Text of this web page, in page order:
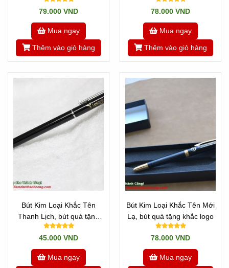
79.000 VND
Mua ngay
Thêm vào giỏ hàng
78.000 VND
Mua ngay
Thêm vào giỏ hàng
Bút Kim Loại Khắc Tên
Thanh Lịch, bút quà tặng
khắc logo
45.000 VND
Mua ngay
Bút Kim Loại Khắc Tên Mới
Lạ, bút quà tặng khắc logo
78.000 VND
Mua ngay